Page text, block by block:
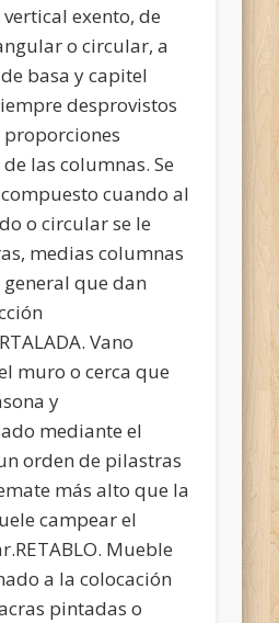
vertical exento, de
o circular, a
basa y capitel
desprovistos
las columnas. Se
cuando al
o circular se le
medias columnas
que dan
Vano
muro o cerca que
y
mediante el
orden de pilastras
más alto que la
campear el
Mueble
a la colocación
pintadas o